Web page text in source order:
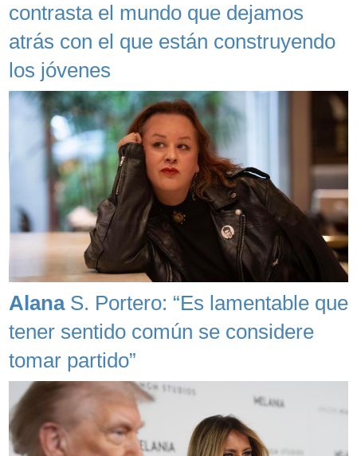
contrasta el mundo que dejamos
atrás con el que están construyendo
los jóvenes
AlanaS. Portero: “Es lamentable que
tener sentido común se considere
tomar partido”